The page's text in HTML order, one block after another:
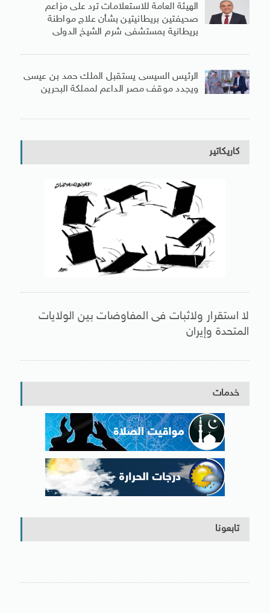
الهيئة العامة للاستعلامات ترد على مزاعم
صحيفتين بريطانيتين بشأن علاج مواطنة
بريطانية بمستشفى شرم الشيخ الدولى
الرئيس السيسى يستقبل الملك حمد بن عيسى
ويجدد موقف مصر الداعم لمملكة البحرين
كاريكاتير
لا استقرار ولاثبات فى المفاوضات بين الولايات
المتحدة وإيران
خدمات
تابعونا